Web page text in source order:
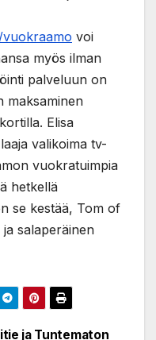
vuokraamo voi
myös ilman
palveluun on
maksaminen
Elisa
valikoima tv-
vuokratuimpia
hetkellä
se kestää, Tom of
salaperäinen
ja Tuntematon